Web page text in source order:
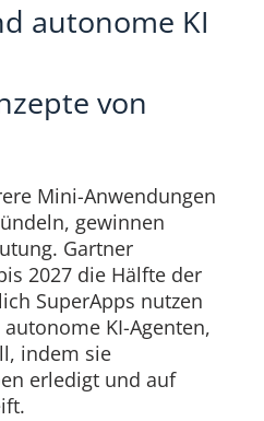
autonome KI
von
Mini-Anwendungen
gewinnen
Gartner
2027 die Hälfte der
SuperApps nutzen
KI-Agenten,
indem sie
erledigt und auf